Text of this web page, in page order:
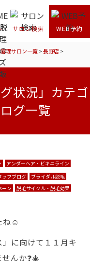
サロン検索 WEB予約
理サロン一覧>長野店>
状況」カテゴ
グ一覧
アンダーヘア・ビキニライン
ッフブログ
ブライダル脱毛
ーン
脱毛サイクル・脱毛効果
ね☺
に向けて１１月キ
んか❓🎄